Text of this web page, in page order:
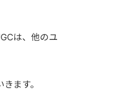
は、他のユ
ます。